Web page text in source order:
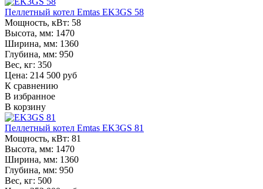
Пеллетный котел Emtas EK3GS 58
Мощность, кВт: 58
Высота, мм: 1470
Ширина, мм: 1360
Глубина, мм: 950
Вес, кг: 350
Цена: 214 500 руб
К сравнению
В избранное
В корзину
Пеллетный котел Emtas EK3GS 81
Мощность, кВт: 81
Высота, мм: 1470
Ширина, мм: 1360
Глубина, мм: 950
Вес, кг: 500